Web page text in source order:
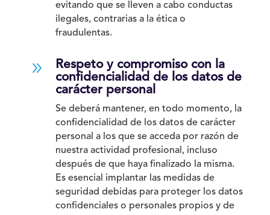
evitando que se lleven a cabo conductas
ilegales, contrarias a la ética o
fraudulentas.
9
Respeto y compromiso con la
confidencialidad de los datos de
carácter personal
Se deberá mantener, en todo momento, la
confidencialidad de los datos de carácter
personal a los que se acceda por razón de
nuestra actividad profesional, incluso
después de que haya finalizado la misma.
Es esencial implantar las medidas de
seguridad debidas para proteger los datos
confidenciales o personales propios y de